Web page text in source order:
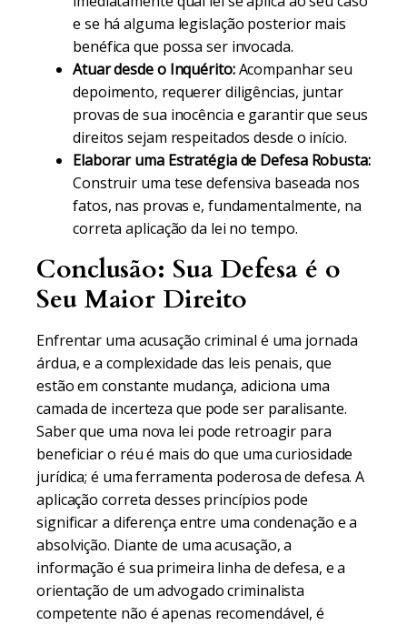
e se há alguma legislação posterior mais
benéfica que possa ser invocada.
Atuar desde o Inquérito:Acompanhar seu
depoimento, requerer diligências, juntar
provas de sua inocência e garantir que seus
direitos sejam respeitados desde o início.
Elaborar uma Estratégia de Defesa Robusta:
Construir uma tese defensiva baseada nos
fatos, nas provas e, fundamentalmente, na
correta aplicação da lei no tempo.
Conclusão: Sua Defesa é o
Seu Maior Direito
Enfrentar uma acusação criminal é uma jornada
árdua, e a complexidade das leis penais, que
estão em constante mudança, adiciona uma
camada de incerteza que pode ser paralisante.
Saber que uma nova lei pode retroagir para
beneficiar o réu é mais do que uma curiosidade
jurídica; é uma ferramenta poderosa de defesa. A
aplicação correta desses princípios pode
significar a diferença entre uma condenação e a
absolvição. Diante de uma acusação, a
informação é sua primeira linha de defesa, e a
orientação de um advogado criminalista
competente não é apenas recomendável, é